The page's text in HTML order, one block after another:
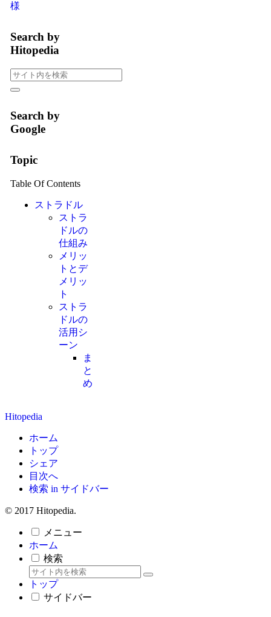
様
Search by
Hitopedia
Search by
Google
Topic
Table Of Contents
ストラドル
ストラ
ドルの
仕組み
メリッ
トとデ
メリッ
ト
ストラ
ドルの
活用シ
ーン
ま
と
め
Hitopedia
ホーム
トップ
シェア
目次へ
検索 in サイドバー
© 2017 Hitopedia.
メニュー
ホーム
検索
トップ
サイドバー